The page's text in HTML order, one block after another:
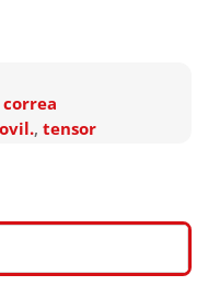
, tensor